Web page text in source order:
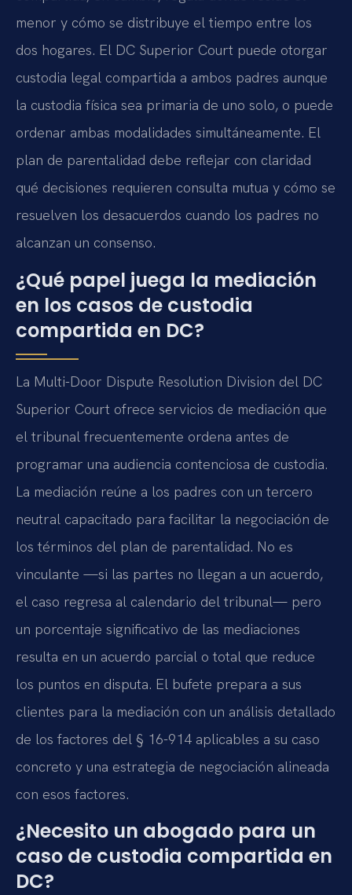
menor y cómo se distribuye el tiempo entre los
dos hogares. El DC Superior Court puede otorgar
custodia legal compartida a ambos padres aunque
la custodia física sea primaria de uno solo, o puede
ordenar ambas modalidades simultáneamente. El
plan de parentalidad debe reflejar con claridad
qué decisiones requieren consulta mutua y cómo se
resuelven los desacuerdos cuando los padres no
alcanzan un consenso.
¿Qué papel juega la mediación
en los casos de custodia
compartida en DC?
La Multi-Door Dispute Resolution Division del DC
Superior Court ofrece servicios de mediación que
el tribunal frecuentemente ordena antes de
programar una audiencia contenciosa de custodia.
La mediación reúne a los padres con un tercero
neutral capacitado para facilitar la negociación de
los términos del plan de parentalidad. No es
vinculante —si las partes no llegan a un acuerdo,
el caso regresa al calendario del tribunal— pero
un porcentaje significativo de las mediaciones
resulta en un acuerdo parcial o total que reduce
los puntos en disputa. El bufete prepara a sus
clientes para la mediación con un análisis detallado
de los factores del § 16-914 aplicables a su caso
concreto y una estrategia de negociación alineada
con esos factores.
¿Necesito un abogado para un
caso de custodia compartida en
DC?